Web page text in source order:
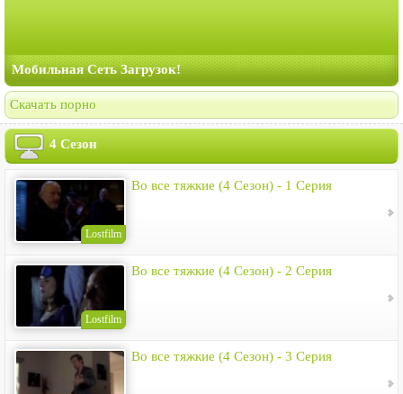
Мобильная Сеть Загрузок!
Скачать порно
4 Сезон
Lostfilm
Во все тяжкие (4 Сезон) - 1 Серия
Lostfilm
Во все тяжкие (4 Сезон) - 2 Серия
Во все тяжкие (4 Сезон) - 3 Серия